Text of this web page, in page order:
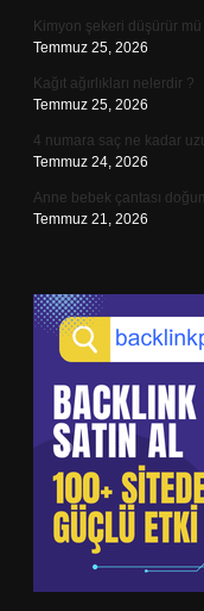
Kimyon şekeri düşürür mü
Temmuz 25, 2026
Kağıt ağırlıkları nelerdir ?
Temmuz 25, 2026
4 numara saç ne kadar
Temmuz 24, 2026
Anne bebek çantası
Temmuz 21, 2026